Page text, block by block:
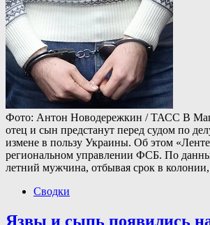
Фото: Антон Новодережкин / ТАСС В
отец и сын предстанут перед судом по
измене в пользу Украины. Об этом
региональном управлении ФСБ. По
летний мужчина, отбывая срок в
Сводки
Язвы и сыпь появились